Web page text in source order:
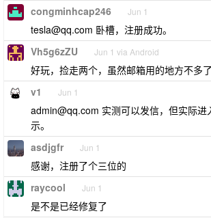
congminhcap246 Jun 1
tesla@qq.com 卧槽，注册成功。
Vh5g6zZU Jun 1 via Android
好玩，捡走两个，虽然邮箱用的地方不多
v1 Jun 1
admin@qq.com 实测可以发信，但实际
示。
asdjgfr Jun 1
感谢，注册了个三位的
raycool Jun 1
是不是已经修复了